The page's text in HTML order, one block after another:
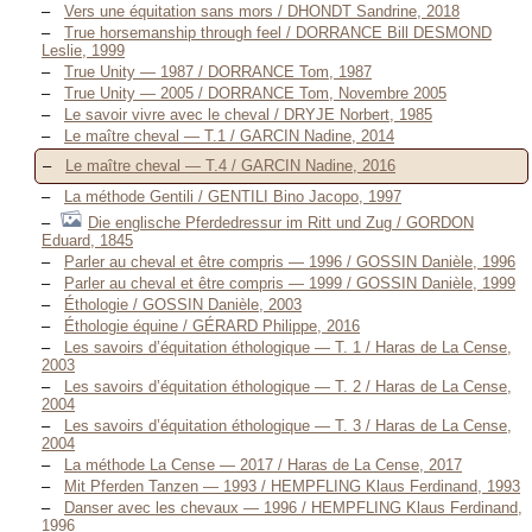
Vers une équitation sans mors / DHONDT Sandrine, 2018
True horsemanship through feel / DORRANCE Bill DESMOND
Leslie, 1999
True Unity — 1987 / DORRANCE Tom, 1987
True Unity — 2005 / DORRANCE Tom, Novembre 2005
Le savoir vivre avec le cheval / DRYJE Norbert, 1985
Le maître cheval — T.1 / GARCIN Nadine, 2014
Le maître cheval — T.4 / GARCIN Nadine, 2016
La méthode Gentili / GENTILI Bino Jacopo, 1997
Die englische Pferdedressur im Ritt und Zug / GORDON
Eduard, 1845
Parler au cheval et être compris — 1996 / GOSSIN Danièle, 1996
Parler au cheval et être compris — 1999 / GOSSIN Danièle, 1999
Éthologie / GOSSIN Danièle, 2003
Éthologie équine / GÉRARD Philippe, 2016
Les savoirs d’équitation éthologique — T. 1 / Haras de La Cense,
2003
Les savoirs d’équitation éthologique — T. 2 / Haras de La Cense,
2004
Les savoirs d’équitation éthologique — T. 3 / Haras de La Cense,
2004
La méthode La Cense — 2017 / Haras de La Cense, 2017
Mit Pferden Tanzen — 1993 / HEMPFLING Klaus Ferdinand, 1993
Danser avec les chevaux — 1996 / HEMPFLING Klaus Ferdinand,
1996